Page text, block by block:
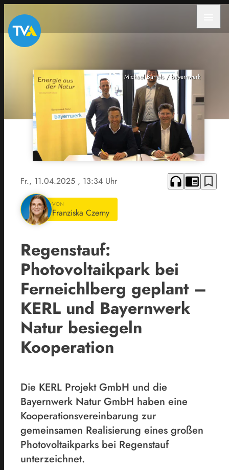
Michael Bartels / bayernwerk
Fr., 11.04.2025 , 13:34 Uhr headphones chrome_reader_mode bookmark_border
VON
Franziska Czerny
Regenstauf:
Photovoltaikpark bei
Ferneichlberg geplant –
KERL und Bayernwerk
Natur besiegeln
Kooperation
Die KERL Projekt GmbH und die
Bayernwerk Natur GmbH haben eine
Kooperationsvereinbarung zur
gemeinsamen Realisierung eines großen
Photovoltaikparks bei Regenstauf
unterzeichnet.